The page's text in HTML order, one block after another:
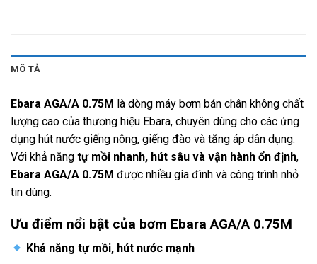
MÔ TẢ
Ebara AGA/A 0.75M là dòng máy bơm bán chân không chất
lượng cao của thương hiệu Ebara, chuyên dùng cho các ứng
dụng hút nước giếng nông, giếng đào và tăng áp dân dụng.
Với khả năng tự mồi nhanh, hút sâu và vận hành ổn định,
Ebara AGA/A 0.75M được nhiều gia đình và công trình nhỏ
tin dùng.
Ưu điểm nổi bật của bơm Ebara AGA/A 0.75M
Khả năng tự mồi, hút nước mạnh